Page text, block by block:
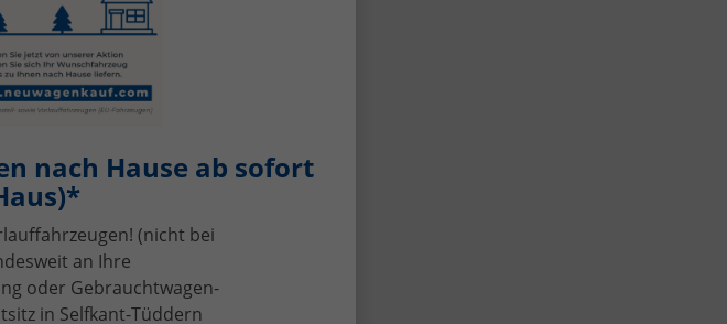
CO2 Kosten (hoch)
Durchschnitt 10 Jahre):
Jahressteuer: 62,- €
von
nach Hause ab sofort
(nicht bei
an Ihre
oder Gebrauchtwagen-
in Selfkant-Tüddern